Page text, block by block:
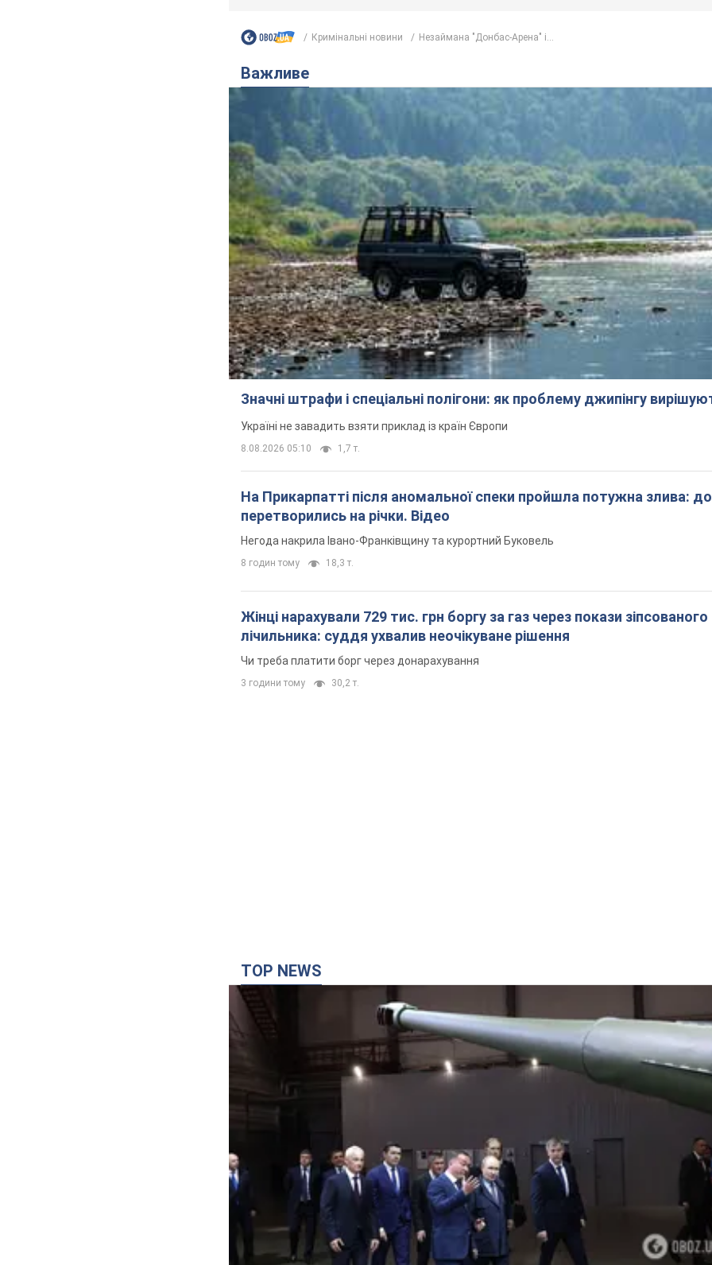
Кримінальні новини Незаймана "Донбас-Арена" і...
Важливе
Значні штрафи і спеціальні полігони: як проблему джипінгу
Україні не завадить взяти приклад із країн Європи
8.08.2026 05:10 1,7 т.
На Прикарпатті після аномальної спеки пройшла потужна злива:
перетворились на річки. Відео
Негода накрила Івано-Франківщину та курортний Буковель
8 годин тому 18,3 т.
Жінці нарахували 729 тис. грн боргу за газ через покази зіпсованого
лічильника: суддя ухвалив неочікуване рішення
Чи треба платити борг через донарахування
3 години тому 30,2 т.
TOP NEWS